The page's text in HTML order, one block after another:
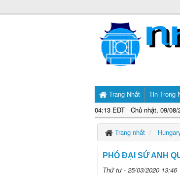
Trang Nhất
04:13 EDT Chủ nhật, 09/08/
Tin Trong
Trang nhất
PHÓ ĐẠI SỨ ANH
Thứ tư - 25/03/2020 13:46